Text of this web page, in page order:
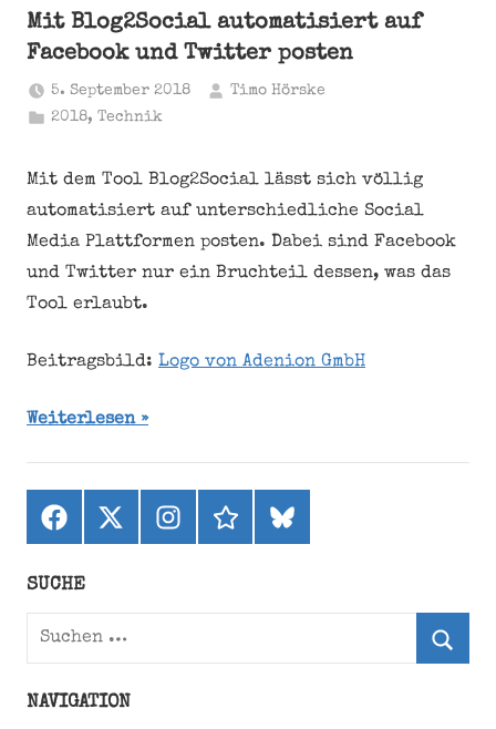
Mit Blog2Social automatisiert auf
Facebook und Twitter posten
5. September 2018
Timo Hörske
2018,Technik
Mit dem Tool Blog2Social lässt sich völlig
automatisiert auf unterschiedliche Social
Media Plattformen posten. Dabei sind Facebook
und Twitter nur ein Bruchteil dessen, was das
Tool erlaubt.
Beitragsbild: Logo von Adenion GmbH
Weiterlesen
Facebook
X
(ehemals
Instagramthreadsbluesky
SUCHE
Suchen
NAVIGATION